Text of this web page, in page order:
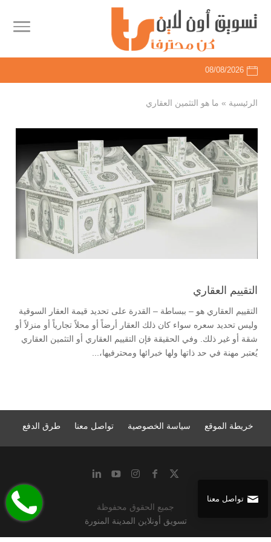
08/08/2026
الرئيسية » ما هو التثمين العقاري
التقييم العقاري
التقييم العقاري هو – ببساطة – القدرة على تحديد قيمة العقار السوقية
وليس تحديد سعره سواء كان ذلك العقار أرضاً أو محلاً تجارياً أو منزلاً أو
شقة أو غير ذلك. وفي الحقيقة فإن التقييم العقاري أو التثمين العقاري
يُعتبر مهنة في حد ذاتها ولها خبرائها ومحترفيها،...
خريطة الموقع سياسة الخصوصية تواصل معنا طرق الدفع
جميع الحقوق محفوظة
تسويق أونلاين المدينة المنورة
تواصل معنا